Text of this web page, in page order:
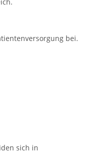
bei.
sich in